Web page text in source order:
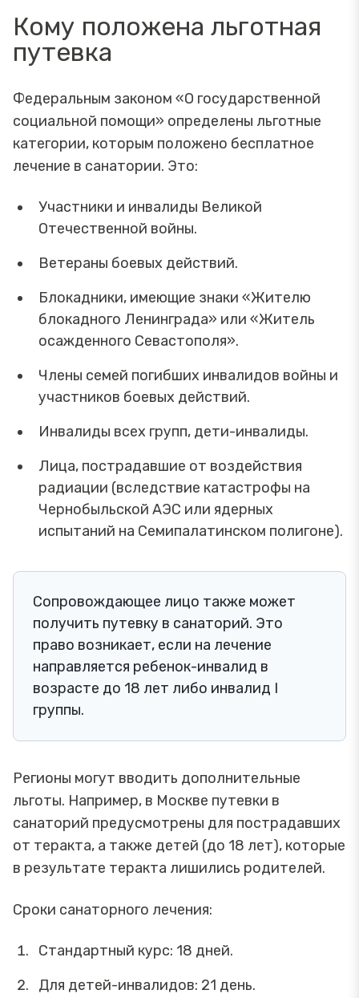
Кому положена льготная
путевка
Федеральным законом «О государственной
социальной помощи» определены льготные
категории, которым положено бесплатное
лечение в санатории. Это:
Участники и инвалиды Великой
Отечественной войны.
Ветераны боевых действий.
Блокадники, имеющие знаки «Жителю
блокадного Ленинграда» или «Житель
осажденного Севастополя».
Члены семей погибших инвалидов войны и
участников боевых действий.
Инвалиды всех групп, дети-инвалиды.
Лица, пострадавшие от воздействия
радиации (вследствие катастрофы на
Чернобыльской АЭС или ядерных
испытаний на Семипалатинском полигоне).
Сопровождающее лицо также может
получить путевку в санаторий. Это
право возникает, если на лечение
направляется ребенок-инвалид в
возрасте до 18 лет либо инвалид I
группы.
Регионы могут вводить дополнительные
льготы. Например, в Москве путевки в
санаторий предусмотрены для пострадавших
от теракта, а также детей (до 18 лет), которые
в результате теракта лишились родителей.
Сроки санаторного лечения:
Стандартный курс: 18 дней.
Для детей-инвалидов: 21 день.